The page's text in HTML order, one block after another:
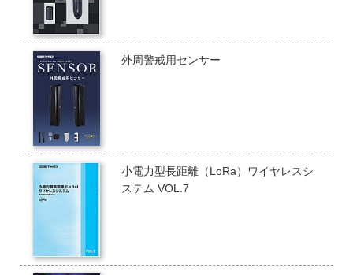
外周警戒用センサー
小電力型長距離（LoRa）ワイヤレスシ
ステム VOL.7